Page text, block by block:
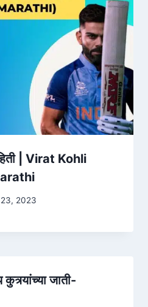
| Virat Kohli
2023
जाती-